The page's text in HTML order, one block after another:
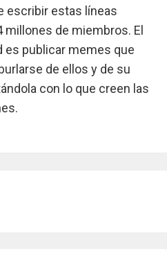
escribir estas líneas
de miembros. El
es publicar memes que
de ellos y de su
con lo que creen las